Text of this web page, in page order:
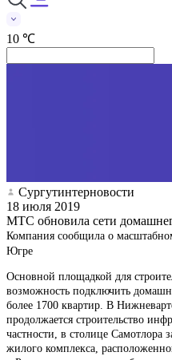
10 ℃
Сургутинтерновости
18 июля 2019
МТС обновила сети
Компания сообщила о
Югре
Основной площадкой для
возможность подключить
более 1700 квартир. В
продолжается строительство
частности, в столице
жилого комплекса,